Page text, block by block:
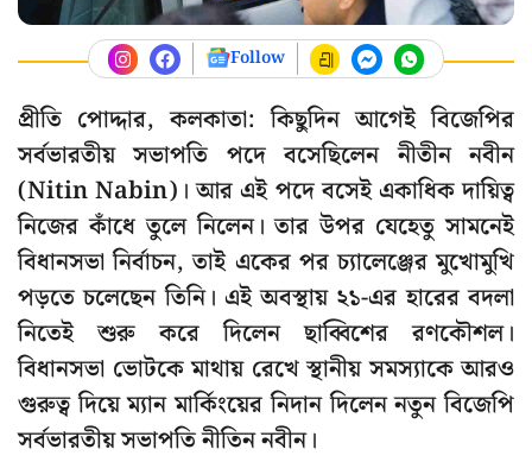
Follow
প্রীতি পোদ্দার, কলকাতা: কিছুদিন আগেই বিজেপির
সর্বভারতীয় সভাপতি পদে বসেছিলেন নীতীন নবীন
(Nitin Nabin)। আর এই পদে বসেই একাধিক দায়িত্ব
নিজের কাঁধে তুলে নিলেন। তার উপর যেহেতু সামনেই
বিধানসভা নির্বাচন, তাই একের পর চ্যালেঞ্জের মুখোমুখি
পড়তে চলেছেন তিনি। এই অবস্থায় ২১-এর হারের বদলা
নিতেই শুরু করে দিলেন ছাব্বিশের রণকৌশল।
বিধানসভা ভোটকে মাথায় রেখে স্থানীয় সমস্যাকে আরও
গুরুত্ব দিয়ে ম্যান মার্কিংয়ের নিদান দিলেন নতুন বিজেপি
সর্বভারতীয় সভাপতি নীতিন নবীন।